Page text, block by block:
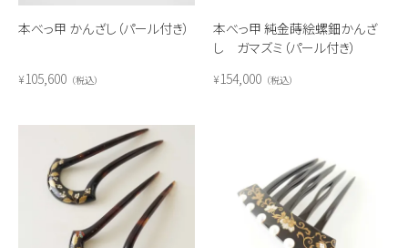
本べっ甲 かんざし（パール付き）
¥105,600 税込
本べっ甲 純金蒔絵螺鈿かんざ
し ガマズミ（パール付き）
¥154,000 税込